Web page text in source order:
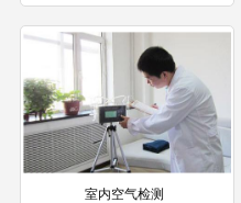
室内空气检测